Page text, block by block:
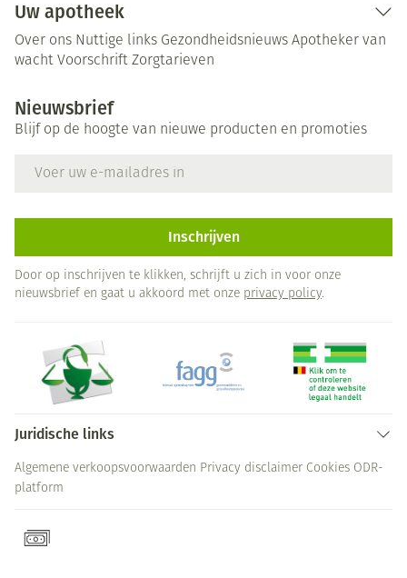
Uw apotheek
Over ons Nuttige links Gezondheidsnieuws Apotheker van
wacht Voorschrift Zorgtarieven
Nieuwsbrief
Blijf op de hoogte van nieuwe producten en promoties
Inschrijven
Door op inschrijven te klikken, schrijft u zich in voor onze
nieuwsbrief en gaat u akkoord met onze privacy policy.
Juridische links
Algemene verkoopsvoorwaarden Privacy disclaimer Cookies ODR-
platform